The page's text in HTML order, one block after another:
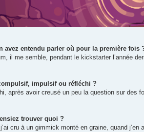
avez entendu parler où pour la première fois
il me semble, pendant le kickstarter l’année
impulsif ou réfléchi ?
après avoir creusé un peu la question sur des
trouver quoi ?
cru à un gimmick monté en graine, quand j’en